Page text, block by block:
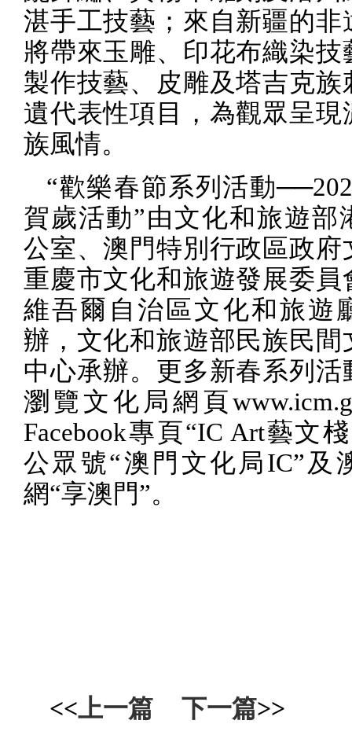
湛手工技藝；來自新疆的非
將帶來玉雕、印花布織染技
製作技藝、皮雕及塔吉克族
遺代表性項目，為觀眾呈現
族風情。
“歡樂春節系列活動──
賀歲活動”由文化和旅遊部
公室、澳門特別行政區政府
重慶市文化和旅遊發展委員
維吾爾自治區文化和旅遊
辦，文化和旅遊部民族民間
中心承辦。更多新春系列活
瀏覽文化局網頁
Facebook專頁“IC Art藝文
公眾號“澳門文化局IC”及
網“享澳門”。
<<上一篇 下一篇>>